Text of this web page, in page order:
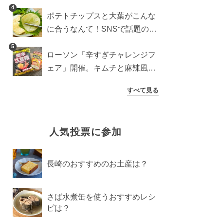
4
ポテトチップスと大葉がこんな
に合うなんて！SNSで話題の食
5
ローソン「辛すぎチャレンジフ
ェア」開催。キムチと麻辣風の
すべて見る
人気投票に参加
長崎のおすすめのお土産は？
さば水煮缶を使うおすすめレシ
ピは？